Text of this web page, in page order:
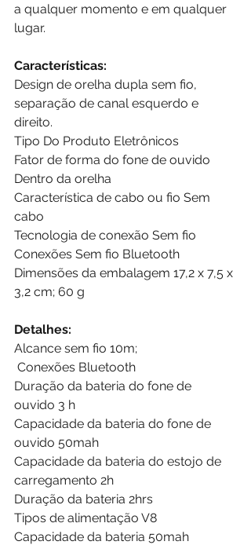
a qualquer momento e em qualquer
lugar.
Características:
Design de orelha dupla sem fio,
separação de canal esquerdo e
direito.
Tipo Do Produto ‎Eletrônicos
Fator de forma do fone de ouvido
‎Dentro da orelha
Característica de cabo ou fio ‎Sem
cabo
Tecnologia de conexão ‎Sem fio
Conexões ‎Sem fio Bluetooth
Dimensões da embalagem ‎17,2 x 7,5 x
3,2 cm; 60 g
Detalhes:
Alcance sem fio 10m;
Conexões Bluetooth
Duração da bateria do fone de
ouvido 3 h
Capacidade da bateria do fone de
ouvido 50mah
Capacidade da bateria do estojo de
carregamento 2h
Duração da bateria 2hrs
Tipos de alimentação V8
Capacidade da bateria 50mah